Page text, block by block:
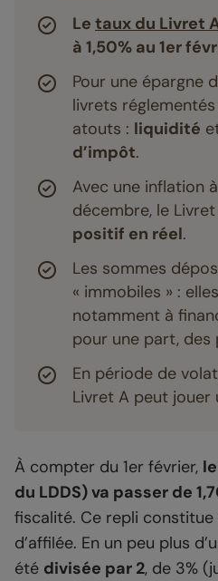
Le taux du Livret
à 1,50% au 1er
Pour une épargne
livrets
atouts : liquidité
d’impôt.
Avec une inflation
décembre, le
positif en réel.
Les sommes
« immobiles » :
notamment à
pour une part, des
En période de
Livret A peut jouer
À compter du 1er février,
du LDDS) va passer de
fiscalité. Ce repli
d’affilée. En un peu plus
été divisée par 2, de 3%